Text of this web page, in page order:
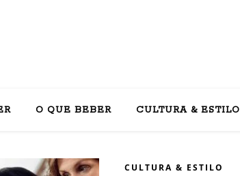
O QUE BEBER CULTURA & ESTILO
CULTURA & ESTILO